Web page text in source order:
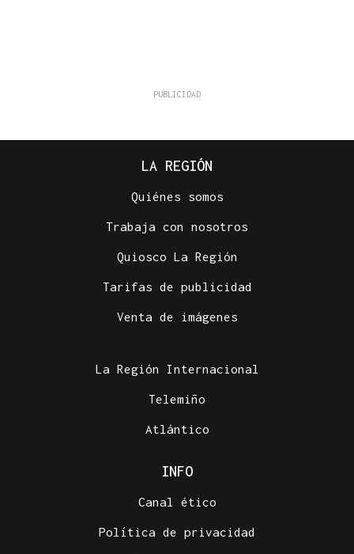
LA REGIÓN
Quiénes somos
Trabaja con nosotros
Quiosco La Región
Tarifas de publicidad
Venta de imágenes
La Región Internacional
Telemiño
Atlántico
INFO
Canal ético
Política de privacidad